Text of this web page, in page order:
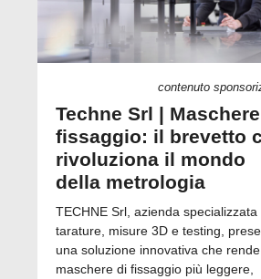
contenuto
Techne Srl |
fissaggio: il brevetto
rivoluziona il mondo
della metrologia
TECHNE Srl, azienda specializzata
tarature, misure 3D e testing,
una soluzione innovativa che
maschere di fissaggio più leggere,